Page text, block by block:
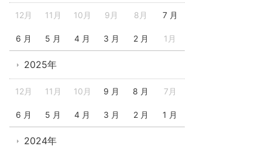
12月 11月 10月 9月 8月 7 月
6 月 5 月 4 月 3 月 2 月 1月
2025年
12月 11月 10月 9 月 8 月 7月
6 月 5 月 4 月 3 月 2 月 1 月
2024年